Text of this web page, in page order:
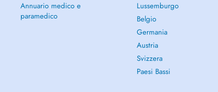
Annuario medico e
paramedico
Lussemburgo
Belgio
Germania
Austria
Svizzera
Paesi Bassi